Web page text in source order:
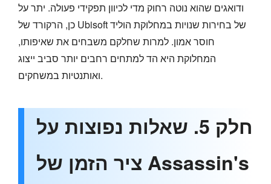
ודואגים שהוא נוטה רחוק מדי לכיוון תפקידי פעולה. יתר על
כן, הרקורד של Ubisoft של בחירות שנויות במחלוקת הוליד
חוסר אמון. למרות שחלקם משבחים את שאיפותו,
המחלוקת היא הד למתחים רחבים יותר סביב ייצוג
ואותנטיות במשחקים.
חלק 5. שאלות נפוצות על
ציר הזמן של Assassin's